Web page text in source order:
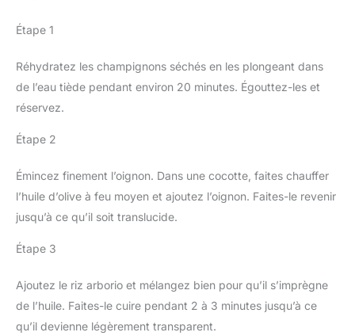
Étape 1
Réhydratez les champignons séchés en les plongeant dans
de l’eau tiède pendant environ 20 minutes. Égouttez-les et
réservez.
Étape 2
Émincez finement l’oignon. Dans une cocotte, faites chauffer
l’huile d’olive à feu moyen et ajoutez l’oignon. Faites-le revenir
jusqu’à ce qu’il soit translucide.
Étape 3
Ajoutez le riz arborio et mélangez bien pour qu’il s’imprègne
de l’huile. Faites-le cuire pendant 2 à 3 minutes jusqu’à ce
qu’il devienne légèrement transparent.